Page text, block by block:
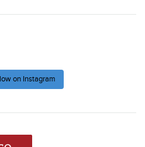
on Instagram